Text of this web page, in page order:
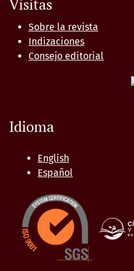
Visitas
Sobre la revista
Indizaciones
Consejo editorial
Idioma
English
Español